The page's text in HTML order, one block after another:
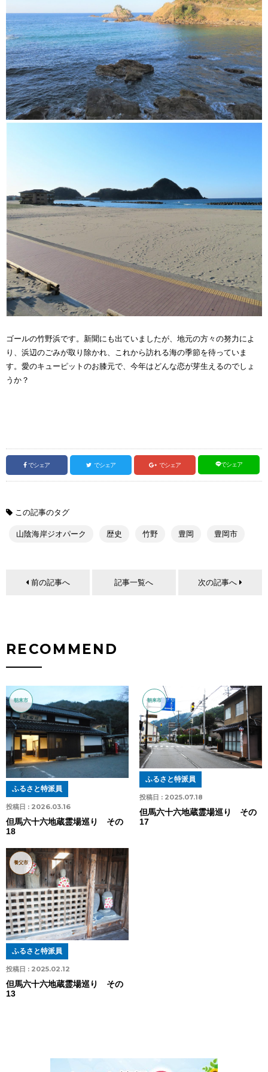
ゴールの竹野浜です。新聞にも出ていましたが、地元の方々の努力によ
り、浜辺のごみが取り除かれ、これから訪れる海の季節を待っていま
す。愛のキューピットのお膝元で、今年はどんな恋が芽生えるのでしょ
うか？
でシェア でシェア でシェア でシェア
この記事のタグ
山陰海岸ジオパーク 歴史 竹野 豊岡 豊岡市
前の記事へ 記事一覧へ 次の記事へ
RECOMMEND
朝来市
投稿日 : 2026.03.16
ふるさと特派員
但馬六十六地蔵霊場巡り その
18
朝来市
投稿日 : 2025.07.18
ふるさと特派員
但馬六十六地蔵霊場巡り その
17
養父市
投稿日 : 2025.02.12
ふるさと特派員
但馬六十六地蔵霊場巡り その
13